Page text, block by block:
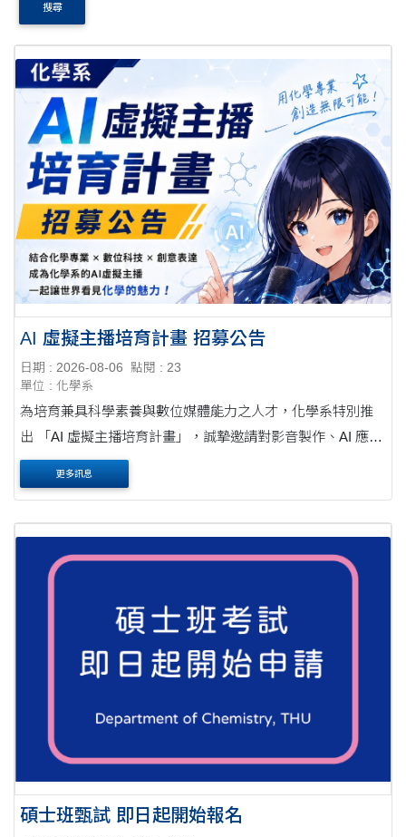
搜尋
AI 虛擬主播培育計畫 招募公告
日期 : 2026-08-06
點閱 : 23
單位 : 化學系
為培育兼具科學素養與數位媒體能力之人才，化學系特別推
出 「AI 虛擬主播培育計畫」，誠摯邀請對影音製作、AI 應用
及招生宣傳有興趣的同學加入！
更多訊息
碩士班甄試 即日起開始報名